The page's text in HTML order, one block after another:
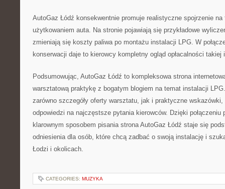
AutoGaz Łódź konsekwentnie promuje realistyczne spojrzenie
użytkowaniem auta. Na stronie pojawiają się przykładowe
zmieniają się koszty paliwa po montażu instalacji LPG. W
konserwacji daje to kierowcy kompletny ogląd opłacalności takiej
Podsumowując, AutoGaz Łódź to kompleksowa strona
warsztatową praktykę z bogatym blogiem na temat instalacji
zarówno szczegóły oferty warsztatu, jak i praktyczne wskazówki,
odpowiedzi na najczęstsze pytania kierowców. Dzięki połączeniu
klarownym sposobem pisania strona AutoGaz Łódź staje się
odniesienia dla osób, które chcą zadbać o swoją instalację i
Łodzi i okolicach.
CATEGORIES: MUZYKA